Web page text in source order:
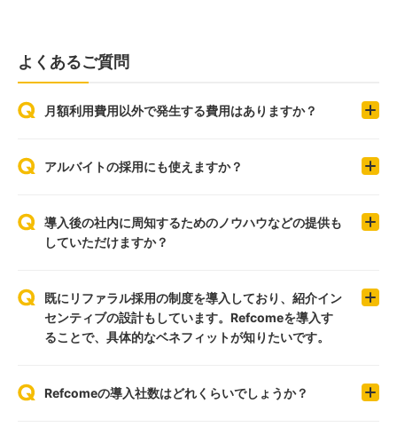
よくあるご質問
月額利用費用以外で発生する費用はありますか？
アルバイトの採用にも使えますか？
導入後の社内に周知するためのノウハウなどの提供も
していただけますか？
既にリファラル採用の制度を導入しており、紹介イン
センティブの設計もしています。Refcomeを導入す
ることで、具体的なベネフィットが知りたいです。
Refcomeの導入社数はどれくらいでしょうか？